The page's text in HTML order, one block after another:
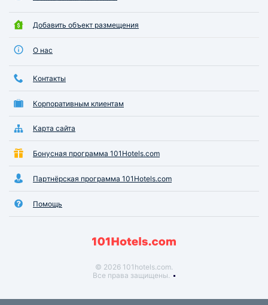
Добавить объект размещения
О нас
Контакты
Корпоративным клиентам
Карта сайта
Бонусная программа 101Hotels.com
Партнёрская программа 101Hotels.com
Помощь
© 2026 101hotels.com.
Все права защищены.